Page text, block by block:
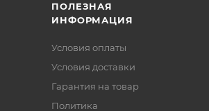
ПОЛЕЗНАЯ
ИНФОРМАЦИЯ
Условия оплаты
Условия доставки
Гарантия на товар
Политика